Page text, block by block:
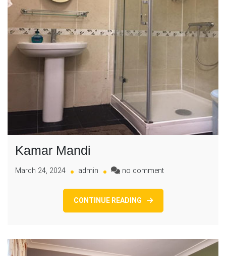
Kamar Mandi
March 24, 2024 admin no commenton
CONTINUE READING